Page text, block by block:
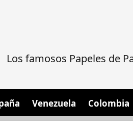
Los famosos Papeles de
Venezuela Colombia